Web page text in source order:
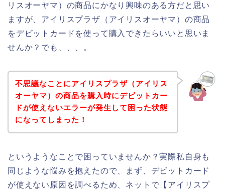
リスオーヤマ）の商品にかなり興味のある方だと思い
ますが、アイリスプラザ（アイリスオーヤマ）の商品
をデビットカードを使って購入できたらいいと思いま
せんか？でも、、、。
不思議なことにアイリスプラザ（アイリス
オーヤマ）の商品を購入時にデビットカー
ドが使えないエラーが発生して困った状態
になってしまった！
というようなことで困っていませんか？実際私自身も
同じような悩みを抱えたので、まず、デビットカード
が使えない原因を調べるため、ネットで【アイリスプ